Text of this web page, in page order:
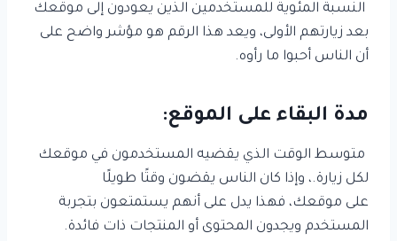
النسبة المئوية للمستخدمين الذين يعودون إلى موقعك
بعد زيارتهم الأولى، ويعد هذا الرقم هو مؤشر واضح على
أن الناس أحبوا ما رأوه.
مدة البقاء على الموقع:
متوسط الوقت الذي يقضيه المستخدمون في موقعك
لكل زيارة.، وإذا كان الناس يقضون وقتًا طويلًا
على موقعك، فهذا يدل على أنهم يستمتعون بتجربة
المستخدم ويجدون المحتوى أو المنتجات ذات فائدة.